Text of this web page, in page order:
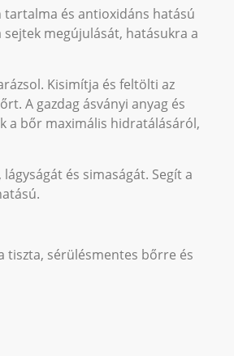
tartalma és antioxidáns hatású
megújulását, hatásukra a
Kisimítja és feltölti az
A gazdag ásványi anyag és
a bőr maximális hidratálásáról,
és simaságát. Segít a
tiszta, sérülésmentes bőrre és